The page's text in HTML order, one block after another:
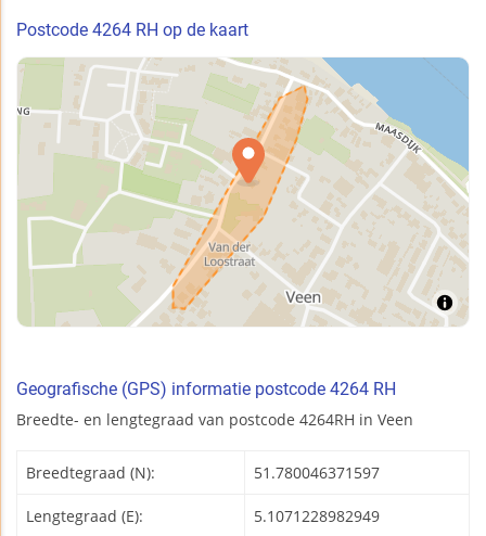
Postcode 4264 RH op de kaart
Geografische (GPS) informatie postcode 4264 RH
Breedte- en lengtegraad van postcode 4264RH in Veen
Breedtegraad (N): 51.780046371597
Lengtegraad (E): 5.1071228982949